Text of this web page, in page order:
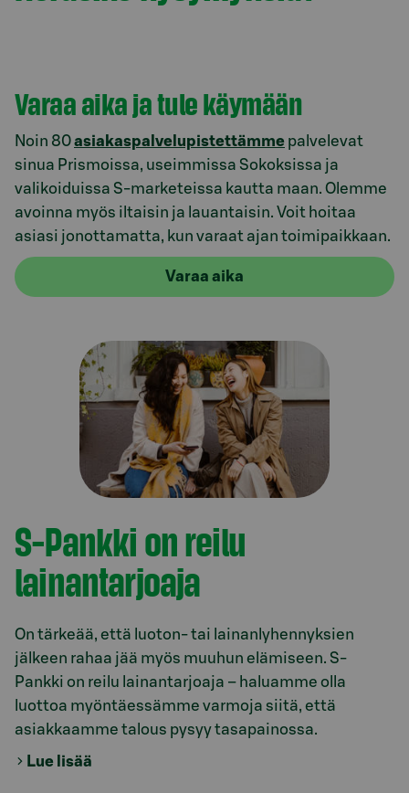
Varaa aika ja tule käymään
Noin 80asiakaspalvelupistettämme palvelevat
sinua Prismoissa, useimmissa Sokoksissa ja
valikoiduissa S-marketeissa kautta maan. Olemme
avoinna myös iltaisin ja lauantaisin. Voit hoitaa
asiasi jonottamatta, kun varaat ajan toimipaikkaan.
Varaa aika
S-Pankki on reilu
lainantarjoaja​
On tärkeää, että luoton- tai lainanlyhennyksien
jälkeen rahaa jää myös muuhun elämiseen. S-
Pankki on reilu lainantarjoaja – haluamme olla
luottoa myöntäessämme varmoja siitä, että
asiakkaamme talous pysyy tasapainossa. ​
Lue lisää